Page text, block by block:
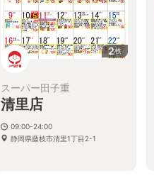
2枚
スーパー田子重
清里店
09:00-24:00
静岡県藤枝市清里1丁目2-1